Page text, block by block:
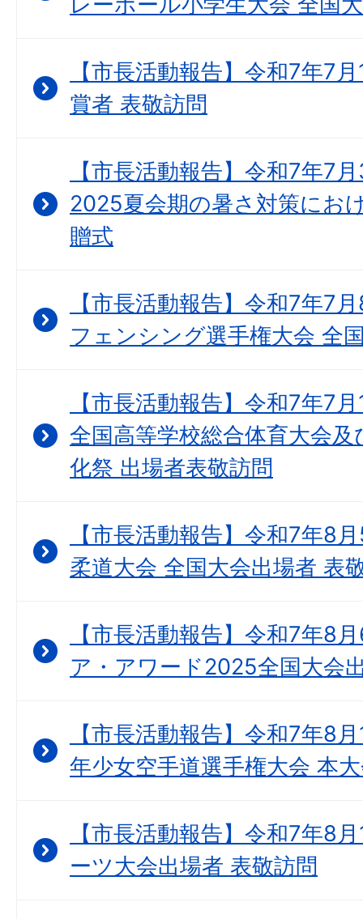
【市長活動報告】令和7年7
賞者 表敬訪問
【市長活動報告】令和7年7
2025夏会期の暑さ対策にお
贈式
【市長活動報告】令和7年7
フェンシング選手権大会 全
【市長活動報告】令和7年7
全国高等学校総合体育大会
化祭 出場者表敬訪問
【市長活動報告】令和7年8
柔道大会 全国大会出場者 表
【市長活動報告】令和7年8
ア・アワード2025全国大会
【市長活動報告】令和7年8
年少女空手道選手権大会 本
【市長活動報告】令和7年8
ーツ大会出場者 表敬訪問